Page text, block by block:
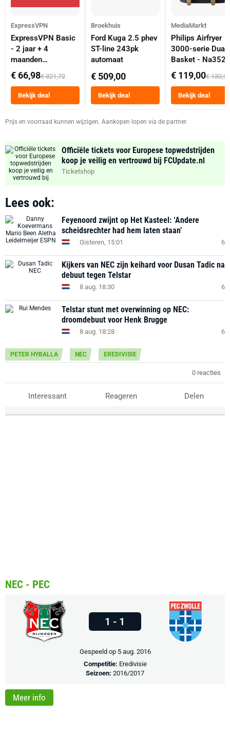
ExpressVPN
ExpressVPN Basic
- 2 jaar + 4
maanden
abonnement
€ 66,98€ 321,72
Bekijk deal
Broekhuis
Ford Kuga 2.5 phev
ST-line 243pk
automaat
€ 509,00
Bekijk deal
MediaMarkt
Philips Airfryer
3000-serie Dual
Basket -
Dubbele Mand 9
Tot 6 Personen
Heteluchtfriteuse
Zwart
€ 119,00€ 130,00
Bekijk deal
Prijs en voorraad kunnen wijzigen. Aankopen lopen via de partner.
Officiële tickets voor Europese topwedstrijden
koop je veilig en vertrouwd bij FCUpdate.nl
Ticketshop
Lees ook:
Feyenoord zwijnt op Het Kasteel: ‘Andere
scheidsrechter had hem laten staan’
Gisteren, 15:01 6
Kijkers van NEC zijn keihard voor Dusan Tadic na
debuut tegen Telstar
8 aug. 18:30 6
Telstar stunt met overwinning op NEC:
droomdebuut voor Henk Brugge
8 aug. 18:28 6
PETER HYBALLA NEC EREDIVISIE
0 reacties
Interessant Reageren Delen
NEC - PEC
1 - 1
Gespeeld op 5 aug. 2016
Competitie: Eredivisie
Seizoen: 2016/2017
Meer info